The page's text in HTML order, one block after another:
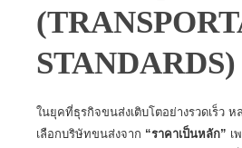
STANDARDS)
ในยุคที่ธุรกิจขนส่งเติบโตอย่างรวดเร็ว
เลือกบริษัทขนส่งจาก “ราคาเป็นหลัก” เ